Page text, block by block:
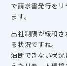
で請求書発行を
ます。
出社制限が緩和
る状況ですね。
油断できない状